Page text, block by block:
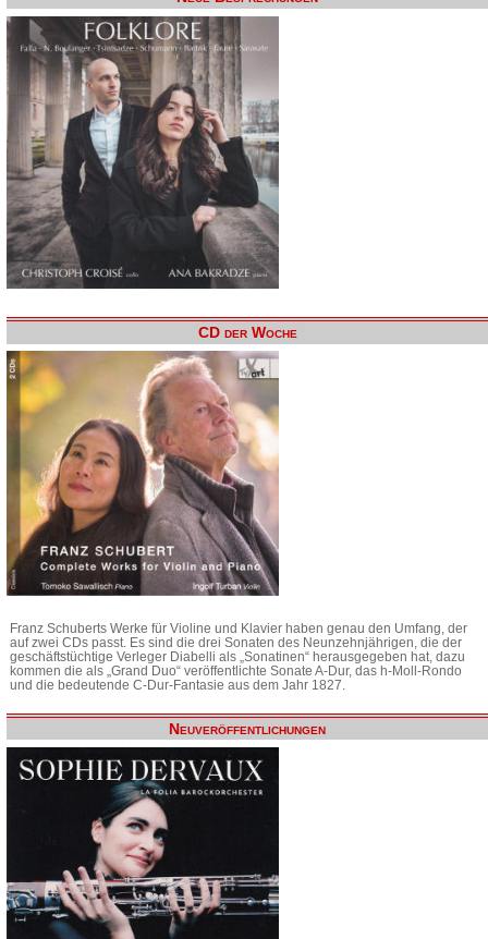
CD der Woche
Franz Schuberts Werke für Violine und Klavier haben genau den Umfang, der
auf zwei CDs passt. Es sind die drei Sonaten des Neunzehnjährigen, die der
geschäftstüchtige Verleger Diabelli als „Sonatinen“ herausgegeben hat, dazu
kommen die als „Grand Duo“ veröffentlichte Sonate A-Dur, das h-Moll-Rondo
und die bedeutende C-Dur-Fantasie aus dem Jahr 1827.
Neuveröffentlichungen